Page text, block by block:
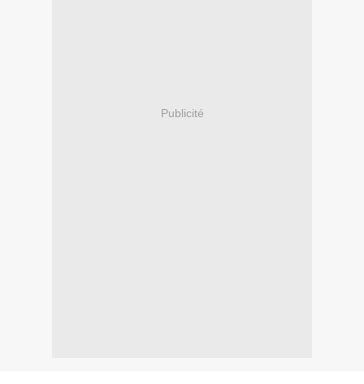
Publicité